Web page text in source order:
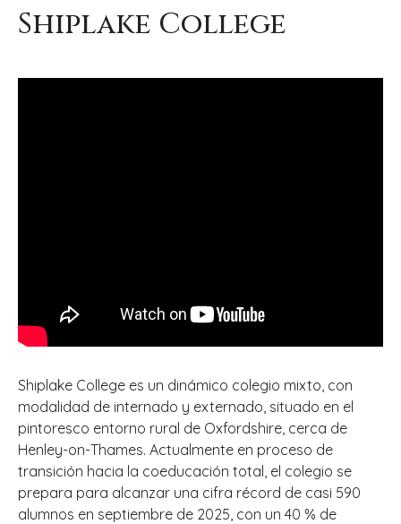
Shiplake College
Shiplake College es un dinámico colegio mixto, con
modalidad de internado y externado, situado en el
pintoresco entorno rural de Oxfordshire, cerca de
Henley-on-Thames. Actualmente en proceso de
transición hacia la coeducación total, el colegio se
prepara para alcanzar una cifra récord de casi 590
alumnos en septiembre de 2025, con un 40 % de